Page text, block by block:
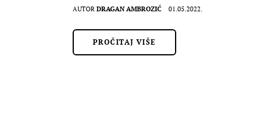
AUTOR DRAGAN AMBROZIĆ 01.05.2022.
PROČITAJ VIŠE